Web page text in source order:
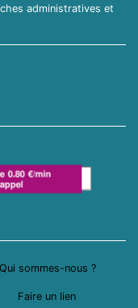
administratives et
Qui sommes-nous ?
Faire un lien